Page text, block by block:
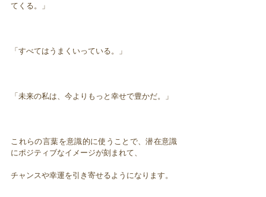
てくる。」
「すべてはうまくいっている。」
「未来の私は、今よりもっと幸せで豊かだ。」
これらの言葉を意識的に使うことで、潜在意識
にポジティブなイメージが刻まれて、
チャンスや幸運を引き寄せるようになります。